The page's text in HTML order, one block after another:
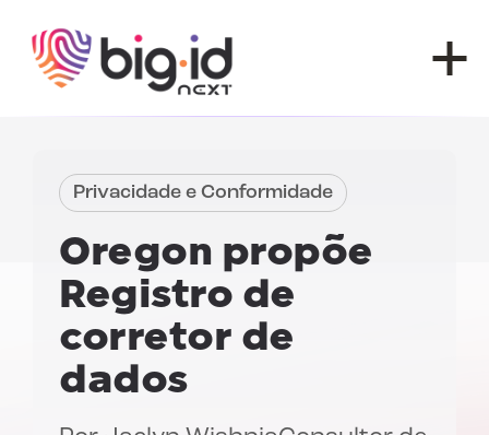
Privacidade e Conformidade
Oregon propõe
Registro de
corretor de
dados